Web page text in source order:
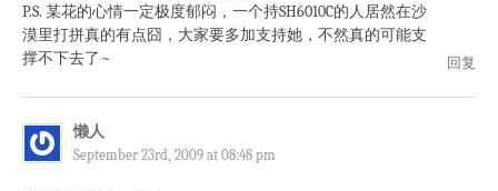
P.S. 某花的心情一定极度郁闷，一个持SH6010C的人居然在沙
漠里打拼真的有点囧，大家要多加支持她，不然真的可能支
撑不下去了~
回复
懒人
September 23rd, 2009 at 08:48 pm